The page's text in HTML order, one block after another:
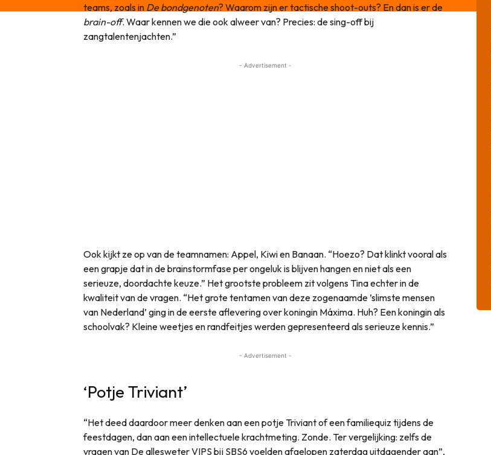
teams, zoals in De bondgenoten? Waarom zijn er tactische shoot-outs? En dan is er de
brain-off. Waar kennen we die ook alweer van? Precies: de sing-off bij
zangtalentenjachten.”
- Advertisement -
Ook kijkt ze op van de teamnamen: Appel, Kiwi en Banaan. “Hoezo? Dat klinkt vooral als
een grapje dat in de brainstormfase per ongeluk is blijven hangen en niet als een
serieuze, doordachte keuze.” Het grootste probleem zit volgens Tina echter in de
kwaliteit van de vragen. “Het grote tentamen van deze zogenaamde ’slimste mensen
van Nederland’ ging in de eerste aflevering over koningin Máxima. Huh? Een koningin als
schoolvak? Kleine weetjes en randfeitjes werden gepresenteerd als serieuze kennis.”
- Advertisement -
‘Potje Triviant’
“Het deed daardoor meer denken aan een potje Triviant of een familiequiz tijdens de
feestdagen, dan aan een intellectuele krachtmeting. Zonde. Ter vergelijking: zelfs de
vragen van De allesweter VIPS bij SBS6 voelden afgelopen zaterdag uitdagender aan”,